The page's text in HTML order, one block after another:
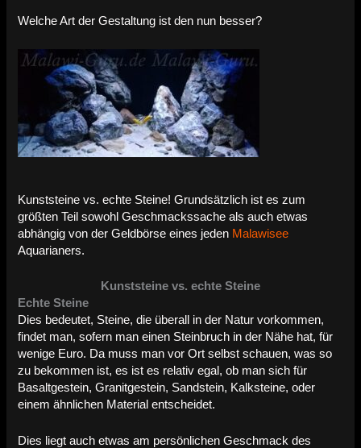
Welche Art der Gestaltung ist den nun besser?
Kunststeine vs. echte Steine! Grundsätzlich ist es zum
größten Teil sowohl Geschmackssache als auch etwas
abhängig von der Geldbörse eines jeden Malawisee
Aquarianers.
Kunststeine vs. echte Steine
Echte Steine
Dies bedeutet, Steine, die überall in der Natur vorkommen,
findet man, sofern man einen Steinbruch in der Nähe hat, für
wenige Euro. Da muss man vor Ort selbst schauen, was so
zu bekommen ist, es ist es relativ egal, ob man sich für
Basaltgestein, Granitgestein, Sandstein, Kalksteine, oder
einem ähnlichen Material entscheidet.
Dies liegt auch etwas am persönlichen Geschmack des